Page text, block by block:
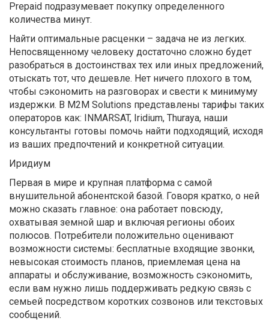
Prepaid подразумевает покупку определенного
количества минут.
Найти оптимальные расценки – задача не из легких.
Непосвященному человеку достаточно сложно будет
разобраться в достоинствах тех или иных предложений,
отыскать тот, что дешевле. Нет ничего плохого в том,
чтобы сэкономить на разговорах и свести к минимуму
издержки. В M2M Solutions представлены тарифы таких
операторов как: INMARSAT, Iridium, Thuraya, наши
консультанты готовы помочь найти подходящий, исходя
из ваших предпочтений и конкретной ситуации.
Иридиум
Первая в мире и крупная платформа с самой
внушительной абонентской базой. Говоря кратко, о ней
можно сказать главное: она работает повсюду,
охватывая земной шар и включая регионы обоих
полюсов. Потребители положительно оценивают
возможности системы: бесплатные входящие звонки,
невысокая стоимость планов, приемлемая цена на
аппараты и обслуживание, возможность сэкономить,
если вам нужно лишь поддерживать редкую связь с
семьей посредством коротких созвонов или текстовых
сообщений.